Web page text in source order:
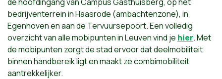
bedrijventerrein in Haasrode (ambachtenzone), in
Egenhoven en aan de Tervuursepoort. Een volledig
overzicht van alle mobipunten in Leuven vind je hier. Met
de mobipunten zorgt de stad ervoor dat deelmobiliteit
binnen handbereik ligt en maakt ze combimobiliteit
aantrekkelijker.